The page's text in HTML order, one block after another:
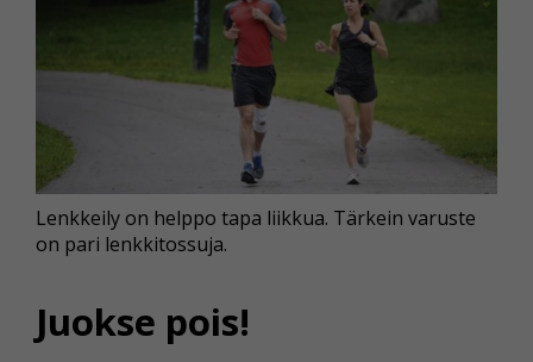
Juokse pois!
Lenkkeily on helppo tapa liikkua. Tärkein varuste
on pari lenkkitossuja.